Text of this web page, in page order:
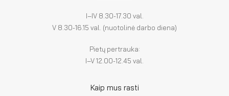
I–IV 8.30-17.30 val.
V 8.30-16.15 val. (nuotolinė darbo diena)
Pietų pertrauka:
I–V 12.00-12.45 val.
Kaip mus rasti